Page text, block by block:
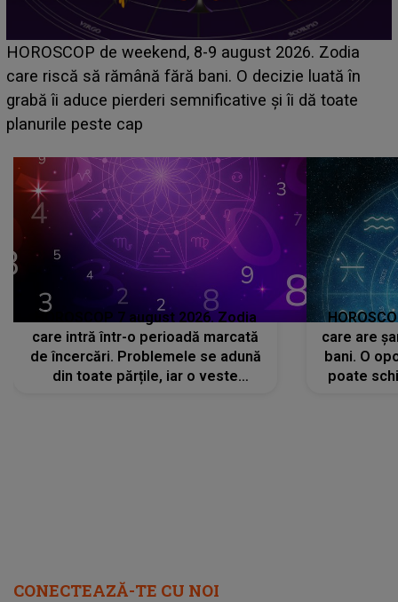
Emanuel a ținut ACEST DETALIU ASCUNS până
acum! În fața Alexandrei, concurentul din Casa Iubirii
face o MĂRTURISIRE NEAȘTEPTATĂ despre mama
sa: "I-am spus și ei în față, eu nu te iubesc pentru
HOROSCOP 7 august 2026. Zodia
care intră într-o perioadă marcată
de încercări. Problemele se adună
din toate părțile, iar o veste
care are
bani. O
poate
CONECTEAZĂ-TE CU NOI